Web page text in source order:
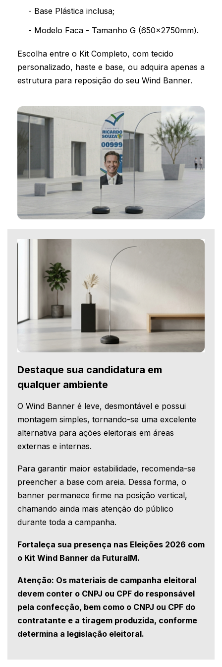
- Base Plástica inclusa;
- Modelo Faca - Tamanho G (650x2750mm).
Escolha entre o Kit Completo, com tecido
personalizado, haste e base, ou adquira apenas a
estrutura para reposição do seu Wind Banner.
Destaque sua candidatura em
qualquer ambiente
O Wind Banner é leve, desmontável e possui
montagem simples, tornando-se uma excelente
alternativa para ações eleitorais em áreas
externas e internas.
Para garantir maior estabilidade, recomenda-se
preencher a base com areia. Dessa forma, o
banner permanece firme na posição vertical,
chamando ainda mais atenção do público
durante toda a campanha.
Fortaleça sua presença nas Eleições 2026 com
o Kit Wind Banner da FuturaIM.
Atenção: Os materiais de campanha eleitoral
devem conter o CNPJ ou CPF do responsável
pela confecção, bem como o CNPJ ou CPF do
contratante e a tiragem produzida, conforme
determina a legislação eleitoral.